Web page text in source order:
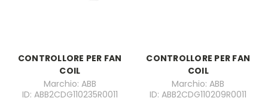
CONTROLLORE PER FAN
COIL
Marchio: ABB
ID: ABB2CDG110235R0011
CONTROLLORE PER FAN
COIL
Marchio: ABB
ID: ABB2CDG110209R0011